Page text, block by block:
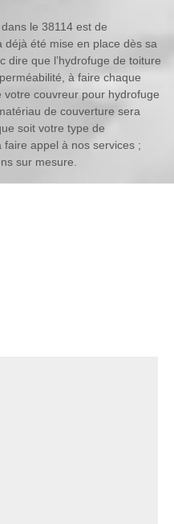
le 38114 est de
déjà été mise en place dès sa
dire que l’hydrofuge de toiture
à faire chaque
couvreur pour hydrofuge
de couverture sera
soit votre type de
faire appel à nos services ;
sur mesure.